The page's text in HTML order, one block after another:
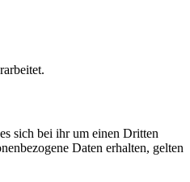
sich bei ihr um einen Dritten
Daten erhalten, gelten